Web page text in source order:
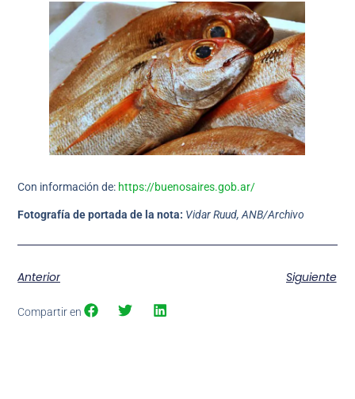
Con información de: https://buenosaires.gob.ar/
Fotografía de portada de la nota: Vidar Ruud, ANB/Archivo
Anterior Siguiente
Compartir en